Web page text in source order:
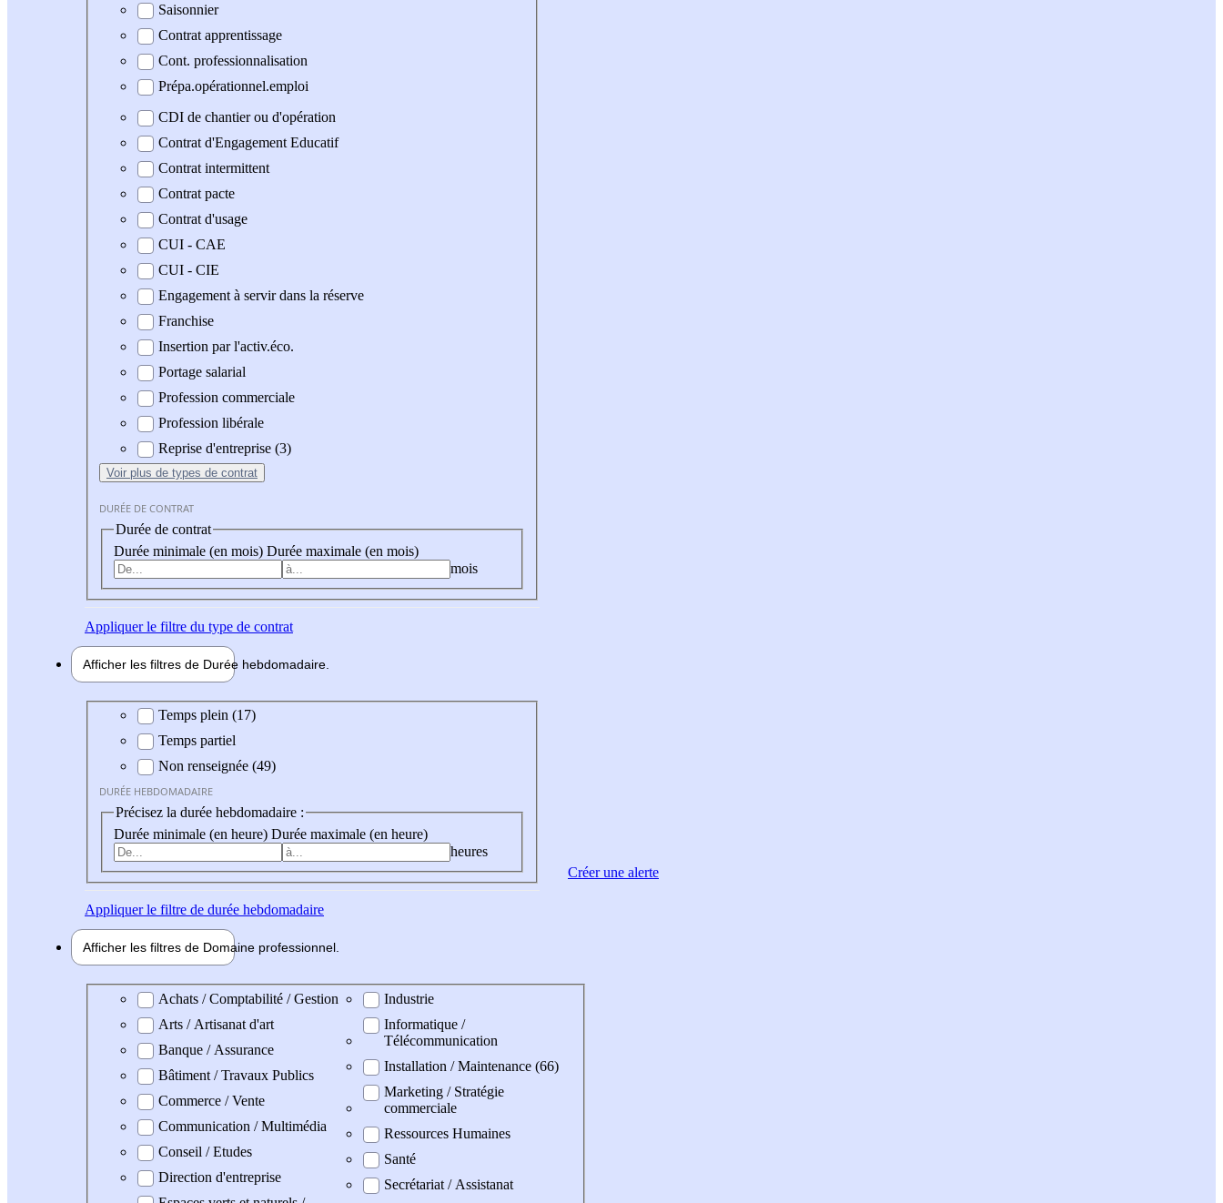
Saisonnier
Contrat apprentissage
Cont. professionnalisation
Prépa.opérationnel.emploi
CDI de chantier ou d'opération
Contrat d'Engagement Educatif
Contrat intermittent
Contrat pacte
Contrat d'usage
CUI - CAE
CUI - CIE
Engagement à servir dans la réserve
Franchise
Insertion par l'activ.éco.
Portage salarial
Profession commerciale
Profession libérale
Reprise d'entreprise (3)
Voir plus de types de contrat
DURÉE DE CONTRAT
Durée de contrat
Durée minimale (en mois) Durée maximale (en mois)
mois
Appliquerle filtre du type de contrat
Afficher les filtres de Durée hebdomadaire
Durée hebdomadaire
Temps plein (17)
Temps partiel
Non renseignée (49)
DURÉE HEBDOMADAIRE
Précisez la durée hebdomadaire :
Durée minimale (en heure) Durée maximale (en heure)
heures
Appliquerle filtre de durée hebdomadaire
Afficher les filtres de Domaine professionnel
Domaine professionel
Achats / Comptabilité / Gestion
Arts / Artisanat d'art
Banque / Assurance
Bâtiment / Travaux Publics
Commerce / Vente
Communication / Multimédia
Conseil / Etudes
Direction d'entreprise
Industrie
Informatique /
Télécommunication
Installation / Maintenance (66)
Marketing / Stratégie
commerciale
Ressources Humaines
Santé
Secrétariat / Assistanat
Créer une alerte